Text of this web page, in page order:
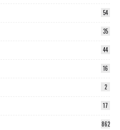
54
35
44
16
2
17
862